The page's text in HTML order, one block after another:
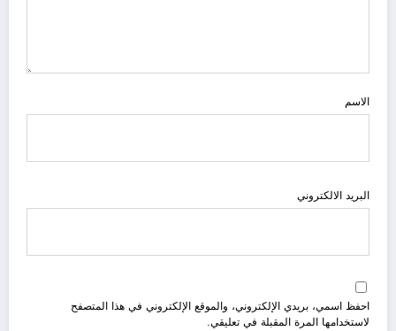
الاسم
البريد الالكتروني
احفظ اسمي، بريدي الإلكتروني، والموقع الإلكتروني في هذا المتصفح
لاستخدامها المرة المقبلة في تعليقي.